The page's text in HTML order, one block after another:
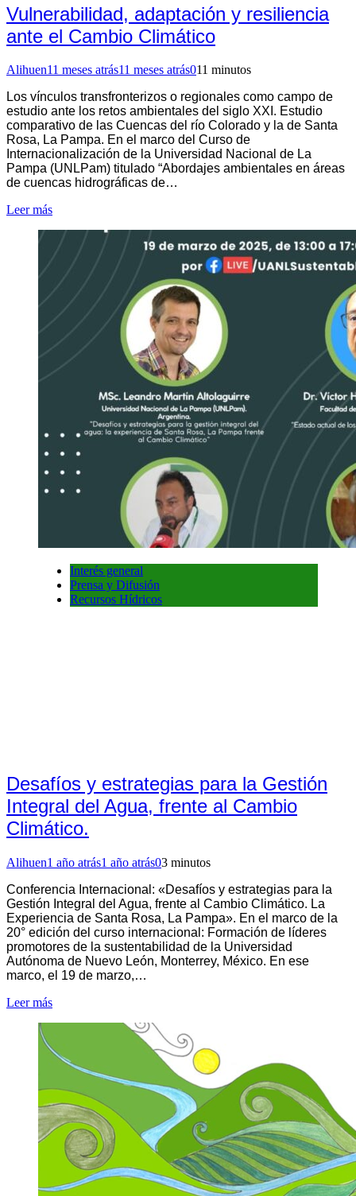
Vulnerabilidad, adaptación y resiliencia
ante el Cambio Climático
Alihuen11 meses atrás11 meses atrás011 minutos
Los vínculos transfronterizos o regionales como campo de
estudio ante los retos ambientales del siglo XXI. Estudio
comparativo de las Cuencas del río Colorado y la de Santa
Rosa, La Pampa. En el marco del Curso de
Internacionalización de la Universidad Nacional de La
Pampa (UNLPam) titulado “Abordajes ambientales en áreas
de cuencas hidrográficas de…
Leer más
Interés general
Prensa y Difusión
Recursos Hídricos
Desafíos y estrategias para la Gestión
Integral del Agua, frente al Cambio
Climático.
Alihuen1 año atrás1 año atrás03 minutos
Conferencia Internacional: «Desafíos y estrategias para la
Gestión Integral del Agua, frente al Cambio Climático. La
Experiencia de Santa Rosa, La Pampa». En el marco de la
20° edición del curso internacional: Formación de líderes
promotores de la sustentabilidad de la Universidad
Autónoma de Nuevo León, Monterrey, México. En ese
marco, el 19 de marzo,…
Leer más